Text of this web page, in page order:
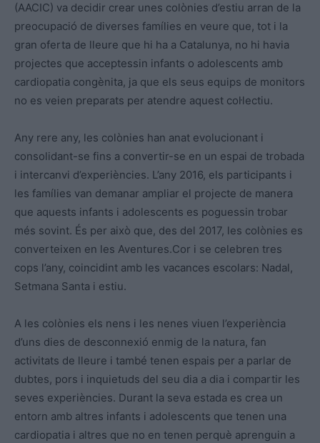
(AACIC) va decidir crear unes colònies d’estiu arran de la
preocupació de diverses famílies en veure que, tot i la
gran oferta de lleure que hi ha a Catalunya, no hi havia
projectes que acceptessin infants o adolescents amb
cardiopatia congènita, ja que els seus equips de monitors
no es veien preparats per atendre aquest col·lectiu.
Any rere any, les colònies han anat evolucionant i
consolidant-se fins a convertir-se en un espai de trobada
i intercanvi d’experiències. L’any 2016, els participants i
les famílies van demanar ampliar el projecte de manera
que aquests infants i adolescents es poguessin trobar
més sovint. És per això que, des del 2017, les colònies es
converteixen en les Aventures.Cor i se celebren tres
cops l’any, coincidint amb les vacances escolars: Nadal,
Setmana Santa i estiu.
A les colònies els nens i les nenes viuen l’experiència
d’uns dies de desconnexió enmig de la natura, fan
activitats de lleure i també tenen espais per a parlar de
dubtes, pors i inquietuds del seu dia a dia i compartir les
seves experiències. Durant la seva estada es crea un
entorn amb altres infants i adolescents que tenen una
cardiopatia i altres que no en tenen perquè aprenguin a